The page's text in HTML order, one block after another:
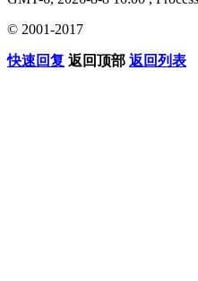
© 2001-2017
快速回复 返回顶部 返回列表